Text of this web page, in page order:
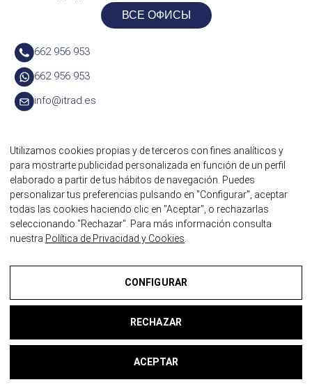
ВСЕ ОФИСЫ
662 956 953
662 956 953
info@itrad.es
ДРУГИЕ УСЛУГИ ПЕРЕВОДА
Технические переводы
Медицинские переводы
Веб-переводы
Присяжный перевод юридических документов
Присяжный перевод коммерческих документов
Utilizamos cookies propias y de terceros con fines analíticos y
para mostrarte publicidad personalizada en función de un perfil
elaborado a partir de tus hábitos de navegación. Puedes
personalizar tus preferencias pulsando en "Configurar", aceptar
todas las cookies haciendo clic en "Aceptar", o rechazarlas
seleccionando "Rechazar". Para más información consulta
nuestra Política de Privacidad y Cookies
CONFIGURAR
RECHAZAR
ACEPTAR